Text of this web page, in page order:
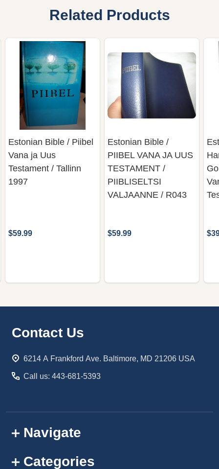
Related Products
Estonian Bible / Piibel
Vana ja Uus
Testament / Tallinn
1997
$59.99
Estonian Bible /
PIIBEL VANA JA UUS
TESTAMENT /
PIIBLISELTSI
VALJAANNE / R043
$59.99
Footer
Contact Us
6214 A Frankford Ave. Baltimore, MD 21206 USA
Call us: 443-681-5393
Navigate
Categories